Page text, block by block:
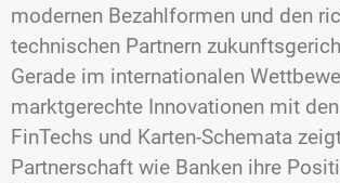
modernen Bezahlformen und den
technischen Partnern
Gerade im internationalen
marktgerechte Innovationen mit den
FinTechs und Karten-Schemata
Partnerschaft wie Banken ihre